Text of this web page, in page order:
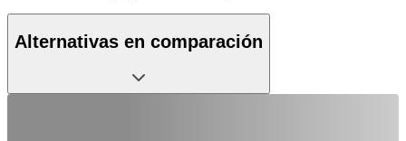
Alternativas en comparación